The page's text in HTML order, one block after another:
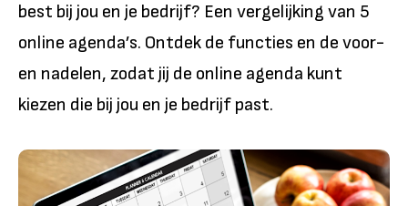
best bij jou en je bedrijf? Een vergelijking van 5
online agenda’s. Ontdek de functies en de voor-
en nadelen, zodat jij de online agenda kunt
kiezen die bij jou en je bedrijf past.